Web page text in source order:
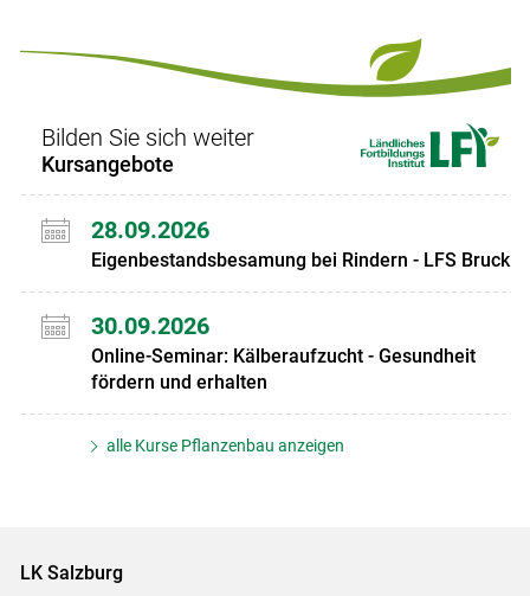
Bilden Sie sich weiter
Kursangebote
28.09.2026
Eigenbestandsbesamung bei Rindern - LFS Bruck
30.09.2026
Online-Seminar: Kälberaufzucht - Gesundheit
fördern und erhalten
alle Kurse Pflanzenbau anzeigen
LK Salzburg